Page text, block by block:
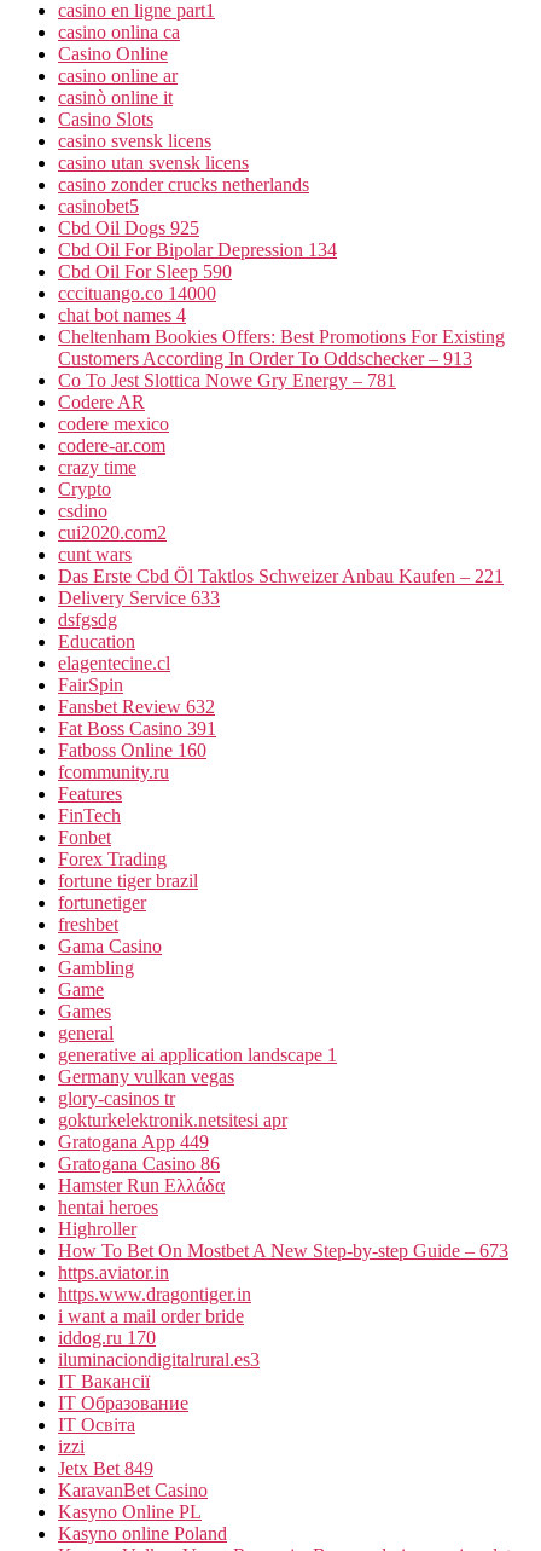
casino en ligne part1
casino onlina ca
Casino Online
casino online ar
casinò online it
Casino Slots
casino svensk licens
casino utan svensk licens
casino zonder crucks netherlands
casinobet5
Cbd Oil Dogs 925
Cbd Oil For Bipolar Depression 134
Cbd Oil For Sleep 590
cccituango.co 14000
chat bot names 4
Cheltenham Bookies Offers: Best Promotions For Existing
Customers According In Order To Oddschecker – 913
Co To Jest Slottica Nowe Gry Energy – 781
Codere AR
codere mexico
codere-ar.com
crazy time
Crypto
csdino
cui2020.com2
cunt wars
Das Erste Cbd Öl Taktlos Schweizer Anbau Kaufen – 221
Delivery Service 633
dsfgsdg
Education
elagentecine.cl
FairSpin
Fansbet Review 632
Fat Boss Casino 391
Fatboss Online 160
fcommunity.ru
Features
FinTech
Fonbet
Forex Trading
fortune tiger brazil
fortunetiger
freshbet
Gama Casino
Gambling
Game
Games
general
generative ai application landscape 1
Germany vulkan vegas
glory-casinos tr
gokturkelektronik.netsitesi apr
Gratogana App 449
Gratogana Casino 86
Hamster Run Ελλάδα
hentai heroes
Highroller
How To Bet On Mostbet A New Step-by-step Guide – 673
https.aviator.in
https.www.dragontiger.in
i want a mail order bride
iddog.ru 170
iluminaciondigitalrural.es3
IT Вакансії
IT Образование
IT Освіта
izzi
Jetx Bet 849
KaravanBet Casino
Kasyno Online PL
Kasyno online Poland